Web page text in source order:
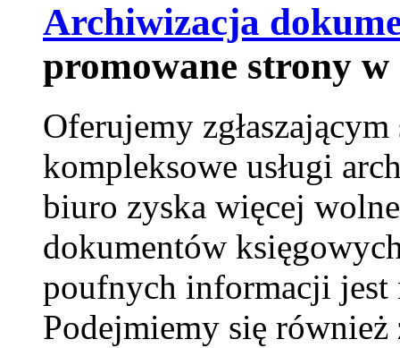
Archiwizacja
promowane strony
Oferujemy
kompleksowe usługi
biuro zyska więcej
dokumentów
poufnych informacji jest
Podejmiemy się